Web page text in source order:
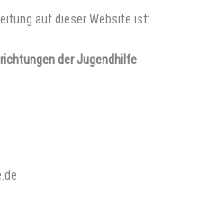
auf dieser Website ist:
der Jugendhilfe